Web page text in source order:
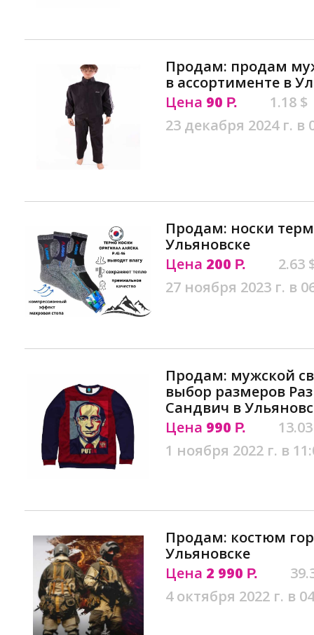
Продам: продам
в ассортименте в
Цена 90 Р.
1.18 $
23 декабря 2024 г. в
Продам: носки
Ульяновске
Цена 200 Р.
2.63
27 ноября 2023 г. в
Продам: мужской
выбор размеров
Сандвич в
Цена 990 Р.
1 ноября 2022 г. в
Продам: костюм
Ульяновске
Цена 2 990 Р.
4 октября 2022 г. в